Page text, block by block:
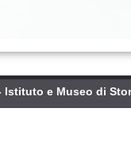
Istituto e Museo di